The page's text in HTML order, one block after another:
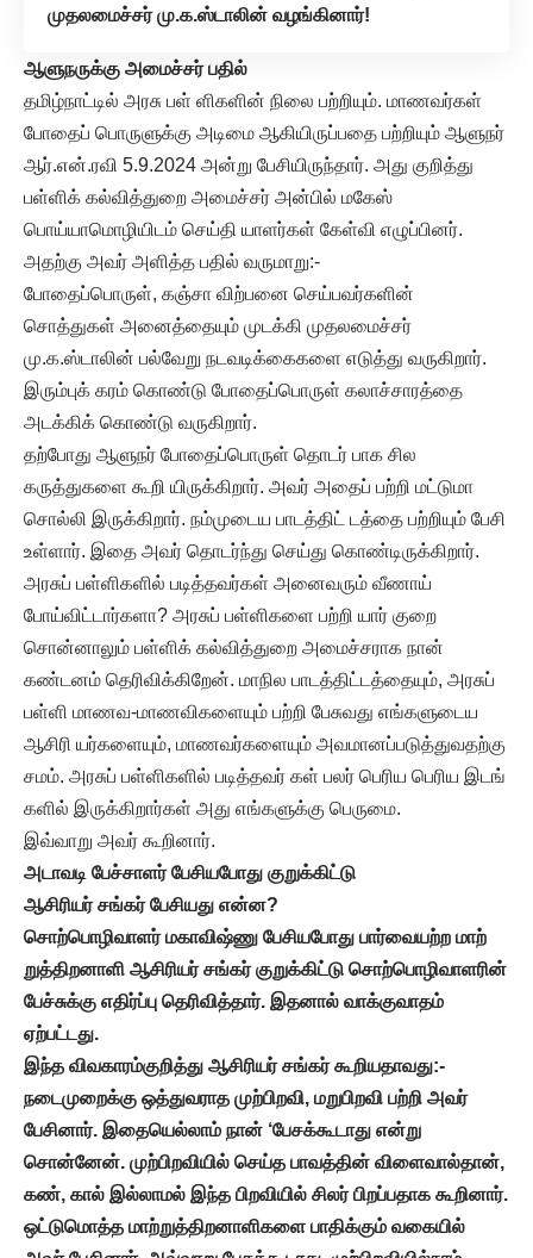
முதலமைச்சர் மு.க.ஸ்டாலின் வழங்கினார்!
ஆளுநருக்கு அமைச்சர் பதில்
தமிழ்நாட்டில் அரசு பள் ளிகளின் நிலை பற்றியும். மாணவர்கள்
போதைப் பொருளுக்கு அடிமை ஆகியிருப்பதை பற்றியும் ஆளுநர்
ஆர்.என்.ரவி 5.9.2024 அன்று பேசியிருந்தார். அது குறித்து
பள்ளிக் கல்வித்துறை அமைச்சர் அன்பில் மகேஸ்
பொய்யாமொழியிடம் செய்தி யாளர்கள் கேள்வி எழுப்பினர்.
அதற்கு அவர் அளித்த பதில் வருமாறு:-
போதைப்பொருள், கஞ்சா விற்பனை செய்பவர்களின்
சொத்துகள் அனைத்தையும் முடக்கி முதலமைச்சர்
மு.க.ஸ்டாலின் பல்வேறு நடவடிக்கைகளை எடுத்து வருகிறார்.
இரும்புக் கரம் கொண்டு போதைப்பொருள் கலாச்சாரத்தை
அடக்கிக் கொண்டு வருகிறார்.
தற்போது ஆளுநர் போதைப்பொருள் தொடர் பாக சில
கருத்துகளை கூறி யிருக்கிறார். அவர் அதைப் பற்றி மட்டுமா
சொல்லி இருக்கிறார். நம்முடைய பாடத்திட் டத்தை பற்றியும் பேசி
உள்ளார். இதை அவர் தொடர்ந்து செய்து கொண்டிருக்கிறார்.
அரசுப் பள்ளிகளில் படித்தவர்கள் அனைவரும் வீணாய்
போய்விட்டார்களா? அரசுப் பள்ளிகளை பற்றி யார் குறை
சொன்னாலும் பள்ளிக் கல்வித்துறை அமைச்சராக நான்
கண்டனம் தெரிவிக்கிறேன். மாநில பாடத்திட்டத்தையும், அரசுப்
பள்ளி மாணவ-மாணவிகளையும் பற்றி பேசுவது எங்களுடைய
ஆசிரி யர்களையும், மாணவர்களையும் அவமானப்படுத்துவதற்கு
சமம். அரசுப் பள்ளிகளில் படித்தவர் கள் பலர் பெரிய பெரிய இடங்
களில் இருக்கிறார்கள் அது எங்களுக்கு பெருமை.
இவ்வாறு அவர் கூறினார்.
அடாவடி பேச்சாளர் பேசியபோது குறுக்கிட்டு
ஆசிரியர் சங்கர் பேசியது என்ன?
சொற்பொழிவாளர் மகாவிஷ்ணு பேசியபோது பார்வையற்ற மாற்
றுத்திறனாளி ஆசிரியர் சங்கர் குறுக்கிட்டு சொற்பொழிவாளரின்
பேச்சுக்கு எதிர்ப்பு தெரிவித்தார். இதனால் வாக்குவாதம்
ஏற்பட்டது.
இந்த விவகாரம்குறித்து ஆசிரியர் சங்கர் கூறியதாவது:-
நடைமுறைக்கு ஒத்துவராத முற்பிறவி, மறுபிறவி பற்றி அவர்
பேசினார். இதையெல்லாம் நான் ‘பேசக்கூடாது என்று
சொன்னேன். முற்பிறவியில் செய்த பாவத்தின் விளைவால்தான்,
கண், கால் இல்லாமல் இந்த பிறவியில் சிலர் பிறப்பதாக கூறினார்.
ஒட்டுமொத்த மாற்றுத்திறனாளிகளை பாதிக்கும் வகையில்